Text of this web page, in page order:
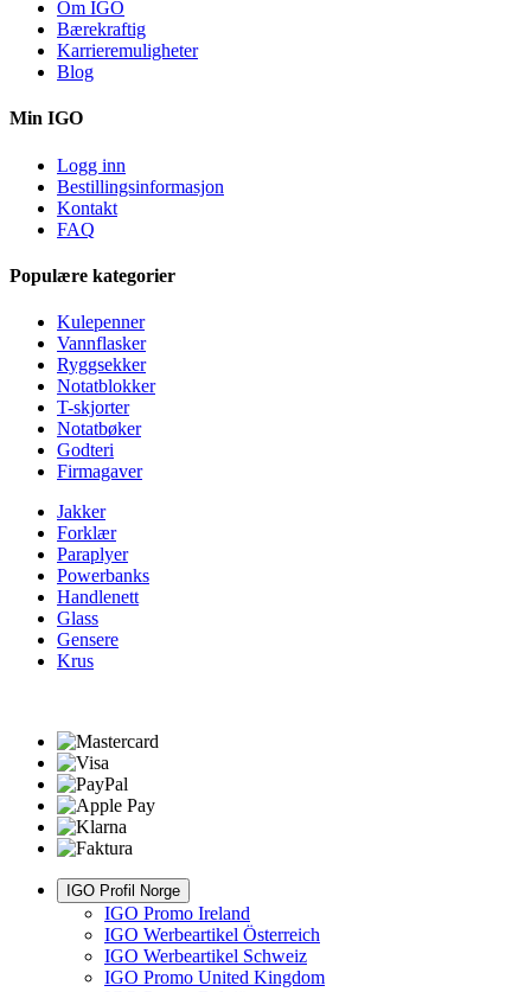
Om IGO
Bærekraftig
Karrieremuligheter
Blog
Min IGO
Logg inn
Bestillingsinformasjon
Kontakt
FAQ
Populære kategorier
Kulepenner
Vannflasker
Ryggsekker
Notatblokker
T-skjorter
Notatbøker
Godteri
Firmagaver
Jakker
Forklær
Paraplyer
Powerbanks
Handlenett
Glass
Gensere
Krus
IGO Profil Norge
IGO Promo Ireland
IGO Werbeartikel Österreich
IGO Werbeartikel Schweiz
IGO Promo United Kingdom